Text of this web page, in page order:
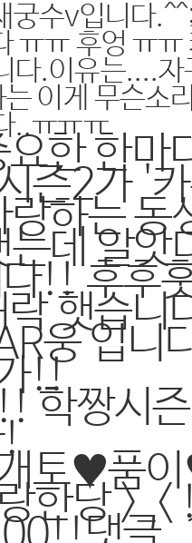
궁수v입니다
ㅠㅠ 후엉 ㅠ
다.이유는....
이게 무슨소
..ㅠㅠㅠ
한 한마
즌2가 '
하는 동
는데 알
다!! 후후
햇습니
웅 입니
!!
학짱시
!
토♥품
한당